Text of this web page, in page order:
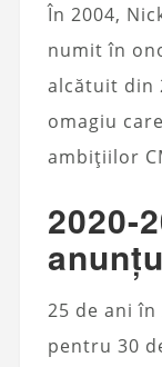
În 2004,
numit în
alcătuit din
omagiu
ambițiilor
2020-
25 de ani în
pentru 30